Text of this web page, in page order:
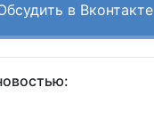
в Вконтакте